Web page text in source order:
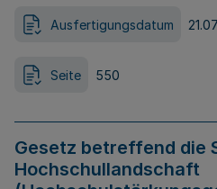
Ausfertigungsdatum
Seite 550
Gesetz betreffend die
Hochschullandschaft